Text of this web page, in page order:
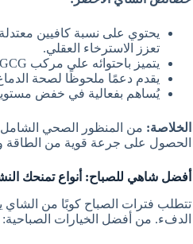
تعزز الاسترخاء العقلي.
يتميز باحتوائه على مركب EGCG، وهو من أقوى مضادات الأكسدة الطبيعية المعروفة.
يقدم دعمًا ملحوظًا لصحة
يُساهم بفعالية في خفض
الخلاصة: من المنظور الصحي الشامل
الحصول على جرعة قوية من الطاقة
أفضل شاهي للصباح: أنواع تمنحك
تتطلب فترات الصباح كوبًا من
الدفء. من أفضل الخيارات الصباحية: